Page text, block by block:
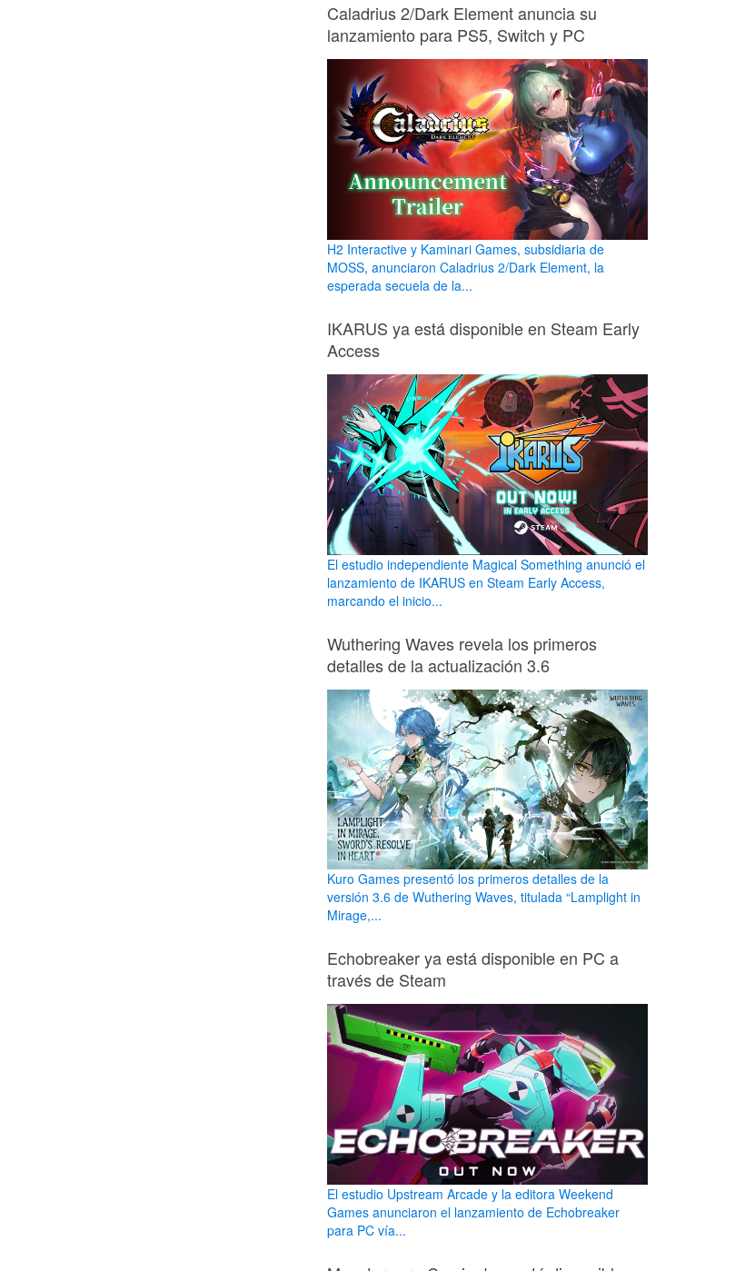
Caladrius 2/Dark Element anuncia su
lanzamiento para PS5, Switch y PC
H2 Interactive y Kaminari Games, subsidiaria de
MOSS, anunciaron Caladrius 2/Dark Element, la
esperada secuela de la...
IKARUS ya está disponible en Steam Early
Access
El estudio independiente Magical Something anunció el
lanzamiento de IKARUS en Steam Early Access,
marcando el inicio...
Wuthering Waves revela los primeros
detalles de la actualización 3.6
Kuro Games presentó los primeros detalles de la
versión 3.6 de Wuthering Waves, titulada “Lamplight in
Mirage,...
Echobreaker ya está disponible en PC a
través de Steam
El estudio Upstream Arcade y la editora Weekend
Games anunciaron el lanzamiento de Echobreaker
para PC vía...